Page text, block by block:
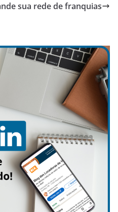
sua rede de franquias